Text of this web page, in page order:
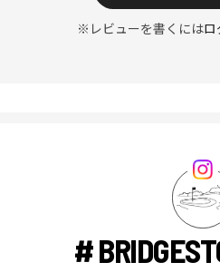
※レビューを書くにはロ
#